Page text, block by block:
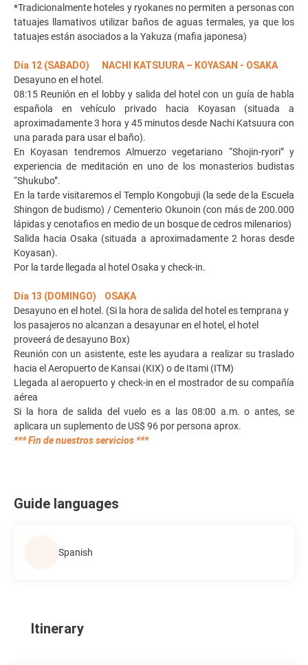
*Tradicionalmente hoteles y ryokanes no permiten a personas con
tatuajes llamativos utilizar baños de aguas termales, ya que los
tatuajes están asociados a la Yakuza (mafia japonesa)
Día 12 (SABADO) NACHI KATSUURA – KOYASAN - OSAKA
Desayuno en el hotel.
08:15 Reunión en el lobby y salida del hotel con un guía de habla
española en vehículo privado hacia Koyasan (situada a
aproximadamente 3 hora y 45 minutos desde Nachi Katsuura con
una parada para usar el baño).
En Koyasan tendremos Almuerzo vegetariano “Shojin-ryori” y
experiencia de meditación en uno de los monasterios budistas
“Shukubo”.
En la tarde visitaremos el Templo Kongobuji (la sede de la Escuela
Shingon de budismo) / Cementerio Okunoin (con más de 200.000
lápidas y cenotafios en medio de un bosque de cedros milenarios)
Salida hacia Osaka (situada a aproximadamente 2 horas desde
Koyasan).
Por la tarde llegada al hotel Osaka y check-in.
Día 13 (DOMINGO) OSAKA
Desayuno en el hotel. (Si la hora de salida del hotel es temprana y
los pasajeros no alcanzan a desayunar en el hotel, el hotel
proveerá de desayuno Box)
Reunión con un asistente, este les ayudara a realizar su traslado
hacia el Aeropuerto de Kansai (KIX) o de Itami (ITM)
Llegada al aeropuerto y check-in en el mostrador de su compañía
aérea
Si la hora de salida del vuelo es a las 08:00 a.m. o antes, se
aplicara un suplemento de US$ 96 por persona aprox.
*** Fin de nuestros servicios ***
Guide languages
Spanish
Itinerary